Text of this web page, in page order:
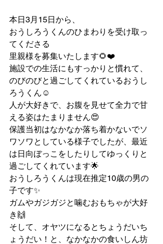
本日3月15日から、
おうしろうくんのひまわりを受け取っ
てくださる
里親様を募集いたします🌻❤️
施設での生活にもすっかりと慣れて、
のびのびと過ごしてくれているおうし
ろうくん☺️
人が大好きで、お腹を見せて全力で甘
える姿はたまりません😍
保護当初はなかなか落ち着かないでソ
ワソワとしている様子でしたが、最近
は日向ぼっこをしたりしてゆっくりと
過ごしてくれています🌟
おうしろうくんは現在推定10歳の男の
子です✨
ガムやガジガジと噛むおもちゃが大好
き🙌
そして、オヤツになるとちょうだいち
ょうだい！と、なかなかの食いしん坊